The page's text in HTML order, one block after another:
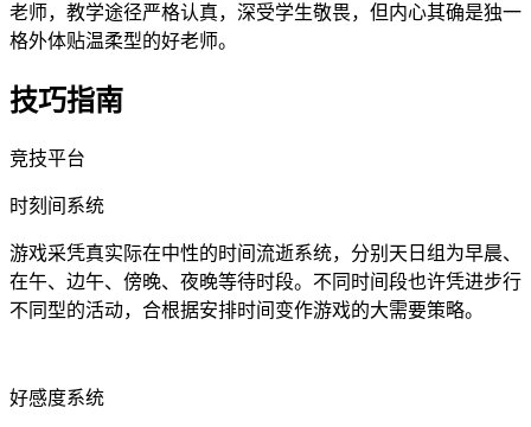
老师，教学途径严格认真，深受学生敬畏，但内心其确是独一
格外体贴温柔型的好老师。
技巧指南
竞技平台
时刻间系统
游戏采凭真实际在中性的时间流逝系统，分别天日组为早晨、
在午、边午、傍晚、夜晚等待时段。不同时间段也许凭进步行
不同型的活动，合根据安排时间变作游戏的大需要策略。
好感度系统